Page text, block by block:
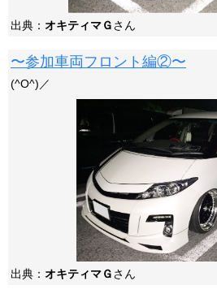
出典： オキティマＧさん
〜参加車両フロント編②〜
(^O^)／
出典： オキティマＧさん